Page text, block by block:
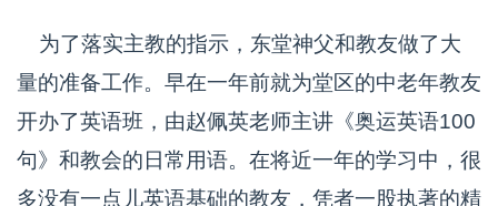
为了落实主教的指示，东堂神父和教友做了大
量的准备工作。早在一年前就为堂区的中老年教友
开办了英语班，由赵佩英老师主讲《奥运英语100
句》和教会的日常用语。在将近一年的学习中，很
多没有一点儿英语基础的教友，凭者一股执著的精